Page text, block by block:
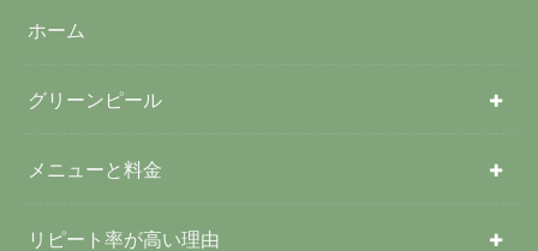
ホーム
グリーンピール
メニューと料金
リピート率が高い理由